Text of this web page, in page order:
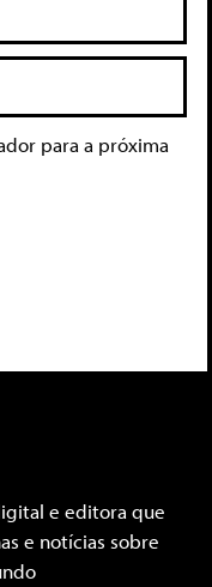
para a próxima
e editora que
e notícias sobre